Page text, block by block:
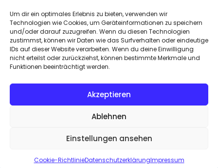
Um dir ein optimales Erlebnis zu bieten, verwenden wir
Technologien wie Cookies, um Geräteinformationen zu speichern
und/oder darauf zuzugreifen. Wenn du diesen Technologien
zustimmst, können wir Daten wie das Surfverhalten oder eindeutige
IDs auf dieser Website verarbeiten. Wenn du deine Einwilligung
nicht erteilst oder zurückziehst, können bestimmte Merkmale und
Funktionen beeinträchtigt werden.
Akzeptieren
Ablehnen
Einstellungen ansehen
Cookie-RichtlinieDatenschutzerklärungImpressum
ZUM SHOP
datenschutzerklärung
Impressum
Haftungsausschluss
FAQ Dealsekai
Copyright © 2026. Designed byDealsekai